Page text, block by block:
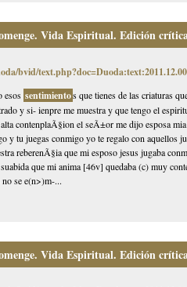
Vida Espiritual. Edición
bvid/
esos sentimientos que tienes de las criaturas
y si- ienpre me muestra y que tengo el
contenplaÃ§ion el seÃ±or me dijo esposa
y tu juegas conmigo yo te regalo con aquellos
reberenÃ§ia que mi esposo jesus jugaba
que mi anima [46v] quedaba (c) muy
se e(n>)m-...
Vida Espiritual. Edición